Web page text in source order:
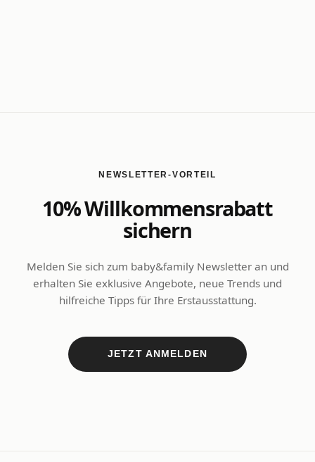
NEWSLETTER-VORTEIL
10% Willkommensrabatt
sichern
Melden Sie sich zum baby&family Newsletter an und
erhalten Sie exklusive Angebote, neue Trends und
hilfreiche Tipps für Ihre Erstausstattung.
JETZT ANMELDEN